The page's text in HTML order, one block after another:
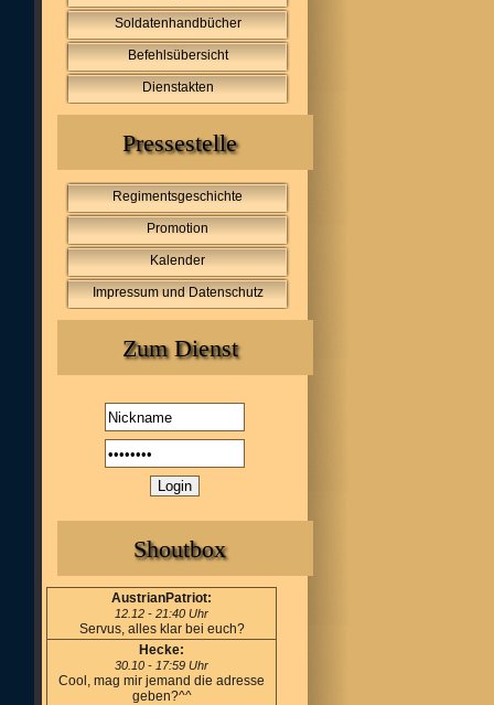
Soldatenhandbücher
Befehlsübersicht
Dienstakten
Pressestelle
Regimentsgeschichte
Promotion
Kalender
Impressum und Datenschutz
Zum Dienst
Shoutbox
AustrianPatriot:
12.12 - 21:40 Uhr
Servus, alles klar bei euch?
Hecke:
30.10 - 17:59 Uhr
Cool, mag mir jemand die adresse
geben?^^